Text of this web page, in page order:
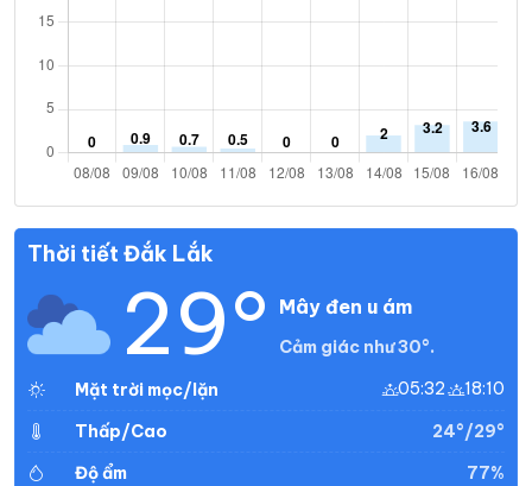
Thời tiết Đắk Lắk
29° Mây đen u ám
Cảm giác như 30°.
Mặt trời mọc/lặn
05:32 18:10
Thấp/Cao
24°/29°
Độ ẩm
77%